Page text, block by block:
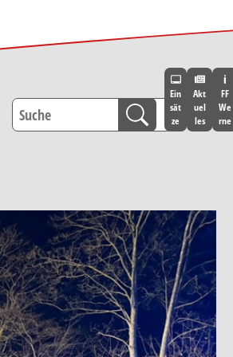
Ein
sät
ze
Akt
uel
les
FF
We
rne